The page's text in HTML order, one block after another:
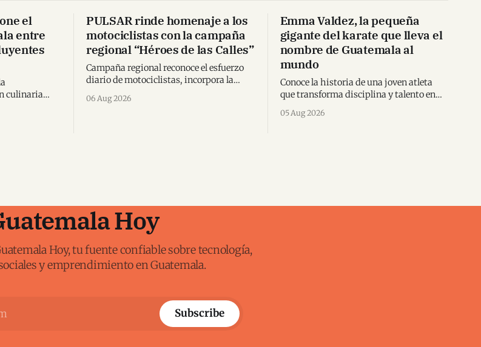
el
entre
culinaria
PULSAR rinde homenaje a los
motociclistas con la campaña
regional “Héroes de las Calles”
Campaña regional reconoce el esfuerzo
diario de motociclistas, incorpora la
con Spider-Man en Centroamérica.
06 Aug 2026
Emma Valdez, la pequeña
gigante del karate que lleva el
nombre de Guatemala al
mundo
Conoce la historia de una joven atleta
que transforma disciplina y talento en
karate mundial.
05 Aug 2026
Hoy
Hoy, tu fuente confiable sobre tecnología,
y emprendimiento en Guatemala.
Subscribe